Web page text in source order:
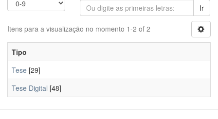
Ir
Itens para a visualização no momento 1-2 of 2
Tipo
Tese [29]
Tese Digital [48]